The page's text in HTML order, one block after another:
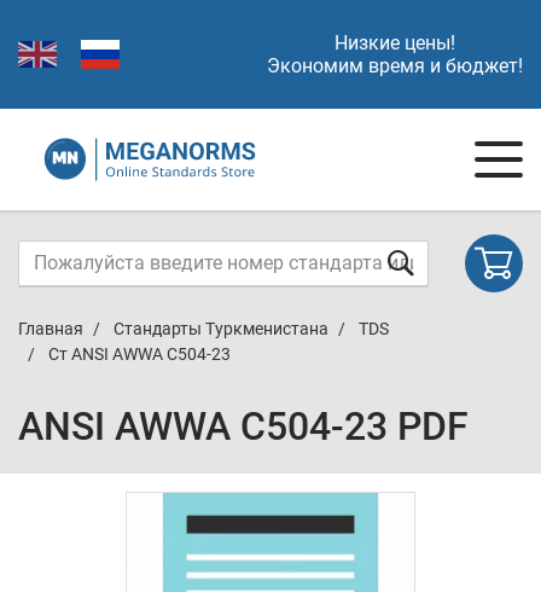
Низкие цены!
Экономим время и бюджет!
Главная Стандарты Туркменистана
TDS
Ст ANSI AWWA C504-23
ANSI AWWA C504-23 PDF